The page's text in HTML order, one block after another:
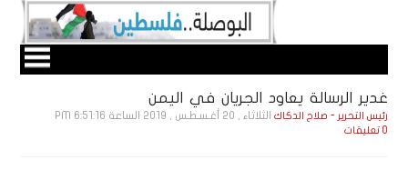
غدير الرسالة يعاود الجريان في اليمن
رئيس التحرير - صلاح الدكاك الثلاثاء , 20 أغـسـطـس , 2019 الساعة 6:51:16 PM
0 تعليقات